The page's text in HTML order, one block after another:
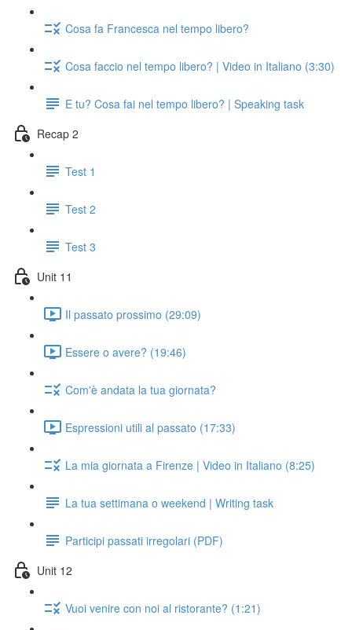
Cosa fa Francesca nel tempo libero?
Cosa faccio nel tempo libero? | Video in Italiano (3:30)
E tu? Cosa fai nel tempo libero? | Speaking task
Recap 2
Test 1
Test 2
Test 3
Unit 11
Il passato prossimo (29:09)
Essere o avere? (19:46)
Com'è andata la tua giornata?
Espressioni utili al passato (17:33)
La mia giornata a Firenze | Video in Italiano (8:25)
La tua settimana o weekend | Writing task
Participi passati irregolari (PDF)
Unit 12
Vuoi venire con noi al ristorante? (1:21)